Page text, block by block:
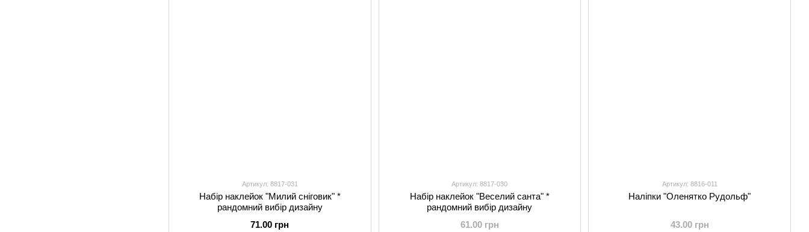
Артикул: 8817-031
Набір наклейок "Милий сніговик" *
рандомний вибір дизайну
71.00 грн
Артикул: 8817-030
Набір наклейок "Веселий санта" *
рандомний вибір дизайну
61.00 грн
Артикул: 8816-011
Наліпки "Оленятко Рудольф"
43.00 грн